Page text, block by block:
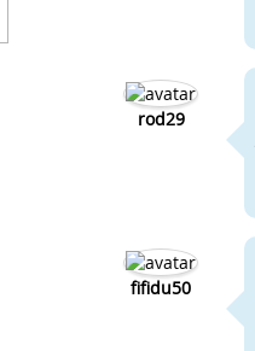
rod29
fifidu50